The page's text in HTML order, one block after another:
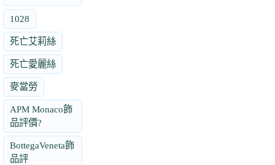
1028
死亡艾莉絲
死亡愛麗絲
麥當勞
APM Monaco飾
品評價?
BottegaVeneta飾
品評